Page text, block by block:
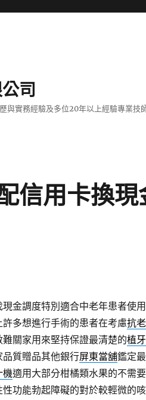
司
與實務經驗及多位20年以上經驗專業技
信用卡換
現金調度特別適合中老年患者使用
許多想進行手術的患者在考慮抗
難關家用來堅持保證最清楚的植
品質贈品其他銀行屏東當舖鑑定
機適用大部分柑橘類水果的不需
性功能勃起障礙的對於較輕微的